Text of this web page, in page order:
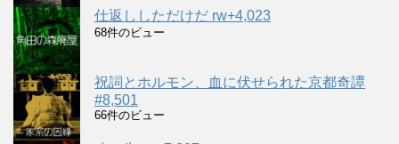
仕返ししただけだ rw+4,023
68件のビュー
祝詞とホルモン、血に伏せられた京都奇譚
#8,501
66件のビュー